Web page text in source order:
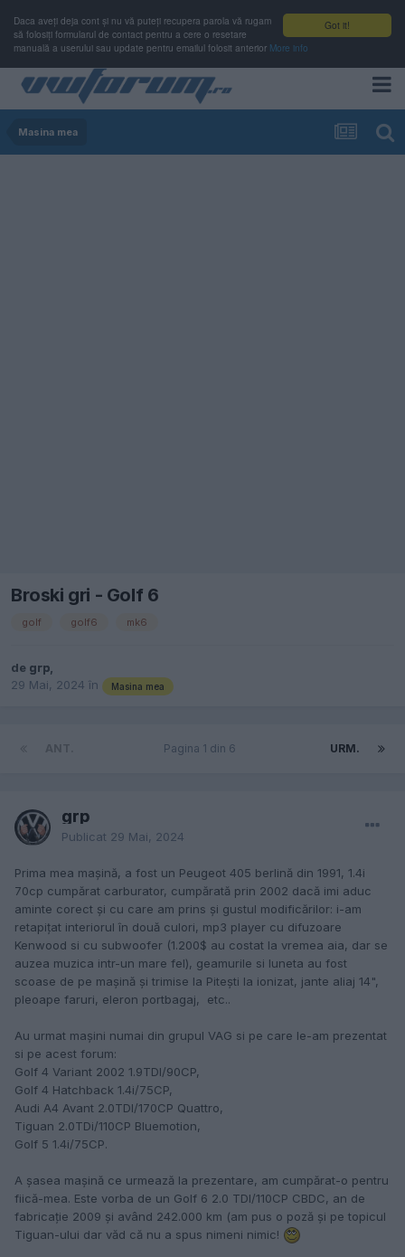
Got it!
Daca aveți deja cont și nu vă puteți recupera parola vă rugam
să folosiți formularul de contact pentru a cere o resetare
manuală a userului sau update pentru emailul folosit anterior More info
Masina mea
Broski gri - Golf 6
golf golf6 mk6
de grp,
29 Mai, 2024 în Masina mea
URM.
Pagina 1 din 6
grp
Publicat 29 Mai, 2024
Prima mea mașină, a fost un Peugeot 405 berlină din 1991, 1.4i
70cp cumpărat carburator, cumpărată prin 2002 dacă imi aduc
aminte corect și cu care am prins și gustul modificărilor: i-am
retapițat interiorul în două culori, mp3 player cu difuzoare
Kenwood si cu subwoofer (1.200$ au costat la vremea aia, dar se
auzea muzica intr-un mare fel), geamurile si luneta au fost
scoase de pe mașină și trimise la Pitești la ionizat, jante aliaj 14",
pleoape faruri, eleron portbagaj, etc..
Au urmat mașini numai din grupul VAG si pe care le-am prezentat
si pe acest forum:
Golf 4 Variant 2002 1.9TDI/90CP,
Golf 4 Hatchback 1.4i/75CP,
Audi A4 Avant 2.0TDI/170CP Quattro,
Tiguan 2.0TDi/110CP Bluemotion,
Golf 5 1.4i/75CP.
A șasea mașină ce urmează la prezentare, am cumpărat-o pentru
fiică-mea. Este vorba de un Golf 6 2.0 TDI/110CP CBDC, an de
fabricație 2009 și având 242.000 km (am pus o poză și pe topicul
Tiguan-ului dar văd că nu a spus nimeni nimic!